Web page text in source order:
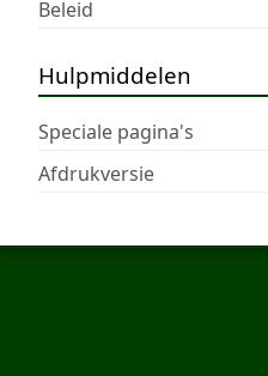
Beleid
Hulpmiddelen
Speciale pagina's
Afdrukversie